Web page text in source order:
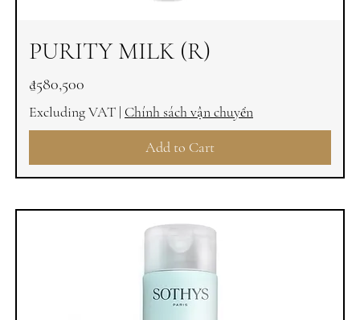
PURITY MILK (R)
Price
₫580,500
Excluding VAT | Chính sách vận chuyển
Add to Cart